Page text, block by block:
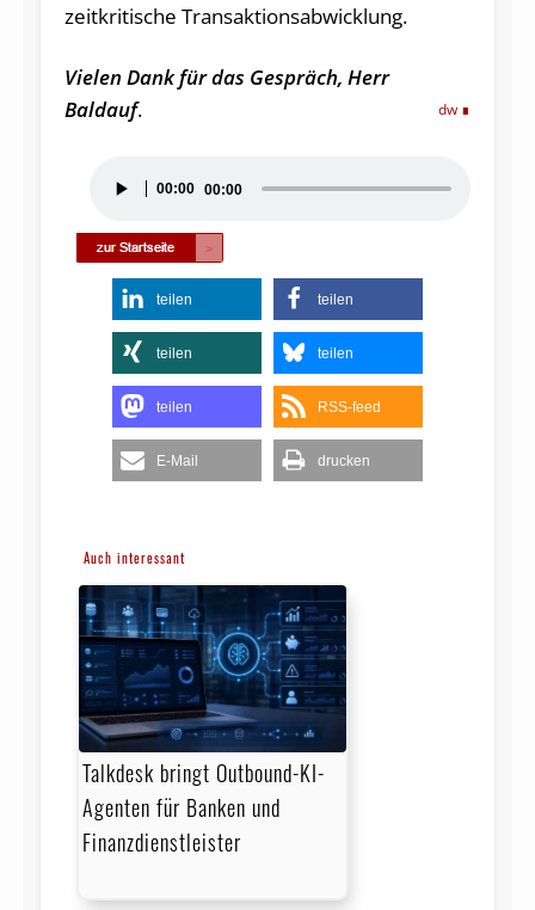
zeitkritische Transaktionsabwicklung.
Vielen Dank für das Gespräch, Herr
Baldauf. dw
Player
00:00 00:00
teilen teilen
teilen teilen
teilen RSS-feed
E-Mail drucken
Auch interessant
Talkdesk bringt Outbound-KI-
Agenten für Banken und
Finanzdienstleister